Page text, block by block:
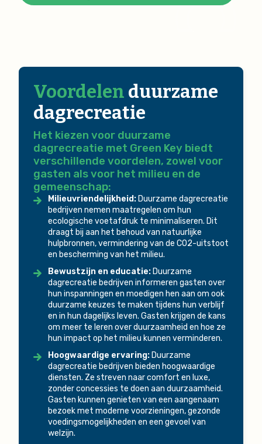
Voordelen duurzame
dagrecreatie
Het kiezen voor duurzame
dagrecreatie met Green Key biedt
verschillende voordelen, zowel voor
gasten als voor het milieu en de
gemeenschap:
Milieuvriendelijkheid: Duurzame dagrecreatie
bedrijven nemen maatregelen om hun
ecologische voetafdruk te minimaliseren. Dit
draagt bij aan het behoud van natuurlijke
hulpbronnen, vermindering van de CO2-uitstoot
en bescherming van het milieu.
Bewustzijn en educatie: Duurzame
dagrecreatie bedrijven informeren gasten over
hun inspanningen en moedigen hen aan om ook
duurzame keuzes te maken tijdens hun verblijf
en in hun dagelijks leven. Gasten krijgen de kans
om meer te leren over duurzaamheid en hoe ze
hun impact op het milieu kunnen verminderen.
Hoogwaardige ervaring: Duurzame
dagrecreatie bedrijven bieden hoogwaardige
diensten. Ze streven naar comfort en luxe,
zonder concessies te doen aan duurzaamheid.
Gasten kunnen genieten van een aangenaam
bezoek met moderne voorzieningen, gezonde
voedingsmogelijkheden en een gevoel van
welzijn.